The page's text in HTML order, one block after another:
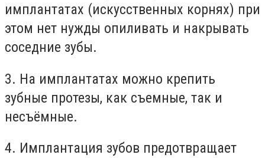
имплантатах (искусственных корнях) при
этом нет нужды опиливать и накрывать
соседние зубы.
3. На имплантатах можно крепить
зубные протезы, как съемные, так и
несъёмные.
4. Имплантация зубов предотвращает